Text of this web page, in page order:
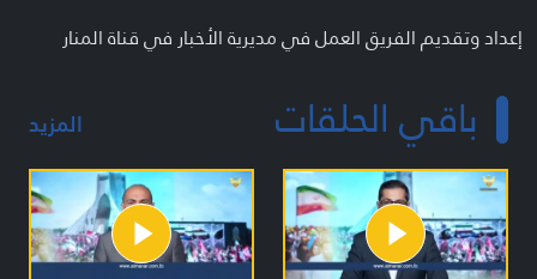
إعداد وتقديم الفريق العمل في مديرية الأخبار في قناة المنار
باقي الحلقات المزيد